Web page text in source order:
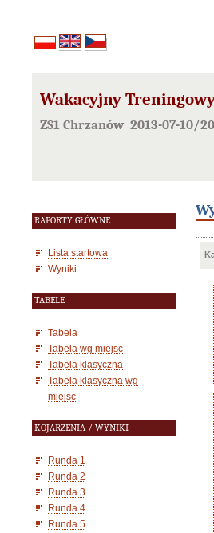
Wakacyjny
ZS1 Chrzanów 2013-07-10/
RAPORTY GŁÓWNE
Lista startowa
Wyniki
TABELE
Tabela
Tabela wg miejsc
Tabela klasyczna
Tabela klasyczna wg
miejsc
KOJARZENIA / WYNIKI
Runda 1
Runda 2
Runda 3
Runda 4
Runda 5